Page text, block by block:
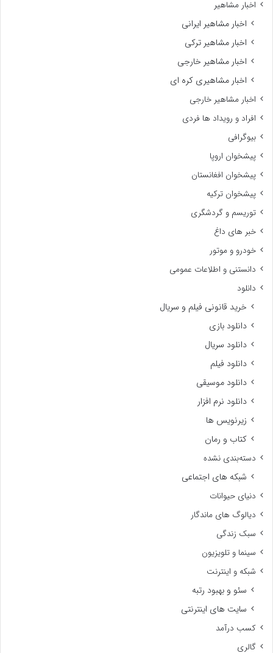
اخبار مشاهیر
اخبار مشاهیر ایرانی
اخبار مشاهیر ترکی
اخبار مشاهیر خارجی
اخبار مشاهیری کره ای
اخبار مشاهیر خارجی
افراد و رویداد ها فردی
بیوگرافی
پیشخوان اروپا
پیشخوان افغانستان
پیشخوان ترکیه
توریسم و گردشگری
خبر های داغ
خودرو و موتور
دانستنی و اطلاعات عمومی
دانلود
خرید قانونی فیلم و سریال
دانلود بازی
دانلود سریال
دانلود فیلم
دانلود موسیقی
دانلود نرم افزار
زیرنویس ها
کتاب و رمان
دسته‌بندی نشده
شبکه های اجتماعی
دنیای حیوانات
دیالوگ های ماندگار
سبک زندگی
سینما و تلویزیون
شبکه و اینترنت
سئو و بهبود رتبه
سایت های اینترنتی
کسب درآمد
گالری